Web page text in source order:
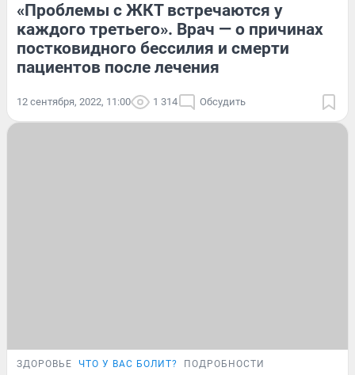
«Проблемы с ЖКТ встречаются у
каждого третьего». Врач — о причинах
постковидного бессилия и смерти
пациентов после лечения
12 сентября, 2022, 11:00 1 314 Обсудить
ЗДОРОВЬЕ ЧТО У ВАС БОЛИТ? ПОДРОБНОСТИ